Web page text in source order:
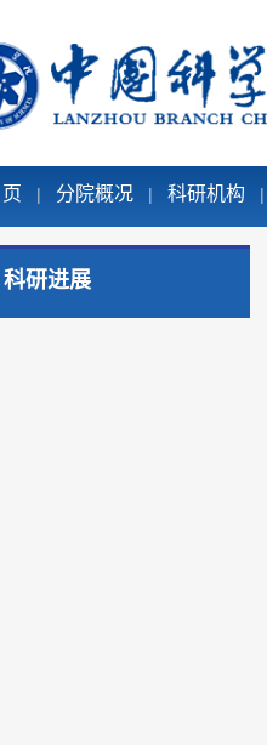
| 分院概况 | 科研机构 |
科研进展